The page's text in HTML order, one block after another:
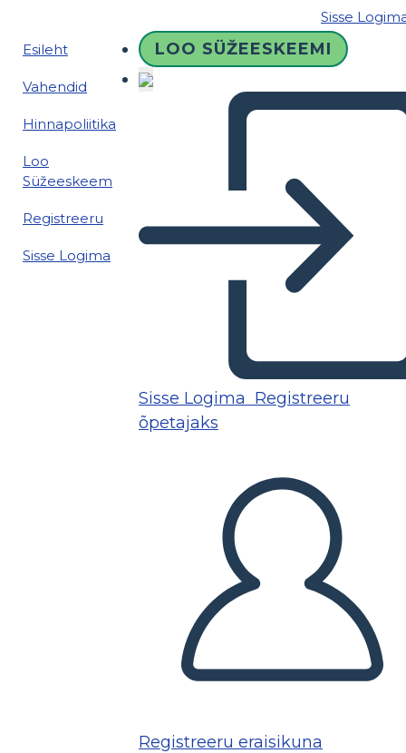
Sisse
Esileht
Vahendid
Hinnapoliitika
Loo
Süžeeskeem
Registreeru
Sisse Logima
LOO SÜŽEESKEEMI
Sisse Logima Registreeru
õpetajaks
Registreeru eraisikuna